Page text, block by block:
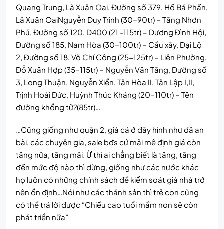
Quang Trung, Lã Xuân Oai, Đường số 379, Hồ Bá Phấn,
Lã Xuân OaiNguyễn Duy Trinh (30-90tr) – Tăng Nhơn
Phú, Đường số 120, D400 (21 -115tr) – Dương Đình Hội,
Đường số 185, Nam Hòa (30-100tr) – Cầu xây, Đại Lộ
2, Đường số 18, Võ Chí Công (25-125tr) – Liên Phường,
Đỗ Xuân Hợp (35-115tr) – Nguyễn Văn Tăng, Đường số
3, Long Thuận, Nguyễn Xiển, Tân Hòa II, Tân Lập I,II,
Trịnh Hoài Đức, Huỳnh Thúc Kháng (20-110tr) – Tên
đường khổng tử?(85tr)…
…Cũng giống như quận 2, giá cả ở đây hình như đã an
bài, các chuyên gia, sale bđs cứ mải mê định giá còn
tăng nữa, tăng mãi. Ừ thì ai chẳng biết là tăng, tăng
đến mức độ nào thì dừng, giống như các nước khác
họ luôn có những chính sách để kiểm soát giá nhà trở
nên ổn định…Nói như các thánh sản thì trẻ con cũng
có thể trả lời được “Chiều cao tuổi mầm non sẽ còn
phát triển nữa”